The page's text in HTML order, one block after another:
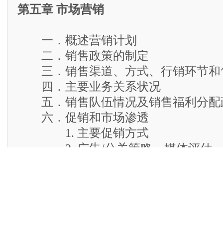
第五章 市场营销
一．概述营销计划
二．销售政策的制定
三．销售渠道、方式、行销环节和
四．主要业务关系状况
五．销售队伍情况及销售福利分配
六．促销和市场渗透
1. 主要促销方式
2. 广告/公关策略、媒体评估